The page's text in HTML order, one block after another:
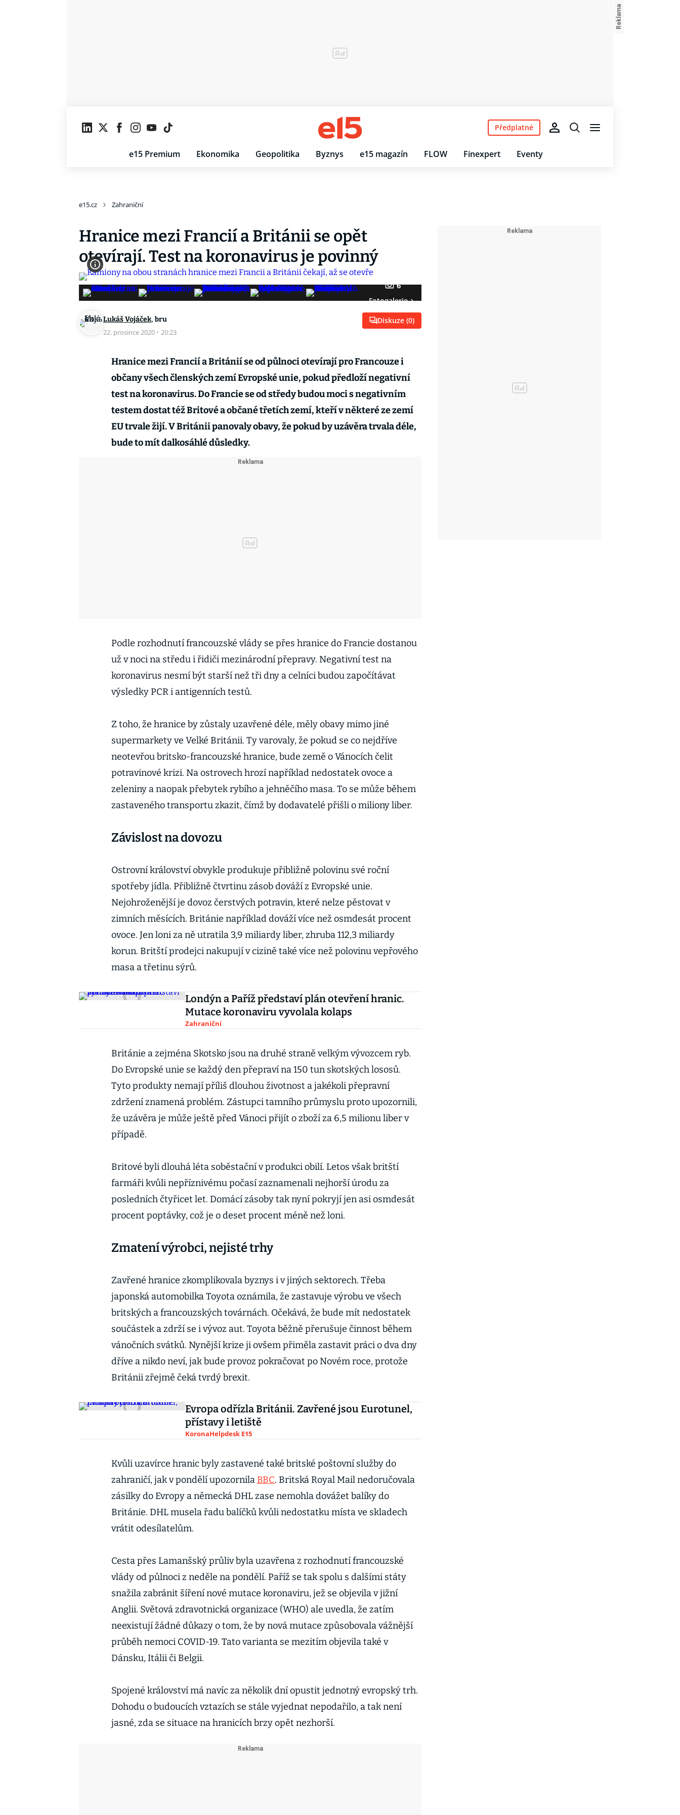
e15 Premium Ekonomika Geopolitika Byznys e15 magazín FLOW Finexpert Eventy
Předplatné
e15.cz Zahraniční
Hranice mezi Francií a Británii se opět
otevírají. Test na koronavirus je povinný
6
Fotogalerie
Lukáš Vojáček, bru
22. prosince 2020 · 20:23
Diskuze (0)
Hranice mezi Francií a Británií se od půlnoci otevírají pro Francouze i
občany všech členských zemí Evropské unie, pokud předloží negativní
test na koronavirus. Do Francie se od středy budou moci s negativním
testem dostat též Britové a občané třetích zemí, kteří v některé ze zemí
EU trvale žijí. V Británii panovaly obavy, že pokud by uzávěra trvala déle,
bude to mít dalkosáhlé důsledky.
Podle rozhodnutí francouzské vlády se přes hranice do Francie dostanou
už v noci na středu i řidiči mezinárodní přepravy. Negativní test na
koronavirus nesmí být starší než tři dny a celníci budou započítávat
výsledky PCR i antigenních testů.
Z toho, že hranice by zůstaly uzavřené déle, měly obavy mimo jiné
supermarkety ve Velké Británii. Ty varovaly, že pokud se co nejdříve
neotevřou britsko-francouzské hranice, bude země o Vánocích čelit
potravinové krizi. Na ostrovech hrozí například nedostatek ovoce a
zeleniny a naopak přebytek rybího a jehněčího masa. To se může během
zastaveného transportu zkazit, čímž by dodavatelé přišli o miliony liber.
Závislost na dovozu
Ostrovní království obvykle produkuje přibližně polovinu své roční
spotřeby jídla. Přibližně čtvrtinu zásob dováží z Evropské unie.
Nejohroženější je dovoz čerstvých potravin, které nelze pěstovat v
zimních měsících. Británie například dováží více než osmdesát procent
ovoce. Jen loni za ně utratila 3,9 miliardy liber, zhruba 112,3 miliardy
korun. Britští prodejci nakupují v cizině také více než polovinu vepřového
masa a třetinu sýrů.
Londýn a Paříž představí plán otevření hranic.
Mutace koronaviru vyvolala kolaps
Zahraniční
Británie a zejména Skotsko jsou na druhé straně velkým vývozcem ryb.
Do Evropské unie se každý den přepraví na 150 tun skotských lososů.
Tyto produkty nemají příliš dlouhou životnost a jakékoli přepravní
zdržení znamená problém. Zástupci tamního průmyslu proto upozornili,
že uzávěra je může ještě před Vánoci přijít o zboží za 6,5 milionu liber v
případě.
Britové byli dlouhá léta soběstační v produkci obilí. Letos však britští
farmáři kvůli nepříznivému počasí zaznamenali nejhorší úrodu za
posledních čtyřicet let. Domácí zásoby tak nyní pokryjí jen asi osmdesát
procent poptávky, což je o deset procent méně než loni.
Zmatení výrobci, nejisté trhy
Zavřené hranice zkomplikovala byznys i v jiných sektorech. Třeba
japonská automobilka Toyota oznámila, že zastavuje výrobu ve všech
britských a francouzských továrnách. Očekává, že bude mít nedostatek
součástek a zdrží se i vývoz aut. Toyota běžně přerušuje činnost během
vánočních svátků. Nynější krize ji ovšem přiměla zastavit práci o dva dny
dříve a nikdo neví, jak bude provoz pokračovat po Novém roce, protože
Británii zřejmě čeká tvrdý brexit.
Evropa odřízla Británii. Zavřené jsou Eurotunel,
přístavy i letiště
KoronaHelpdesk E15
Kvůli uzavírce hranic byly zastavené také britské poštovní služby do
zahraničí, jak v pondělí upozornila BBC. Britská Royal Mail nedoručovala
zásilky do Evropy a německá DHL zase nemohla dovážet balíky do
Británie. DHL musela řadu balíčků kvůli nedostatku místa ve skladech
vrátit odesílatelům.
Cesta přes Lamanšský průliv byla uzavřena z rozhodnutí francouzské
vlády od půlnoci z neděle na pondělí. Paříž se tak spolu s dalšími státy
snažila zabránit šíření nové mutace koronaviru, jež se objevila v jižní
Anglii. Světová zdravotnická organizace (WHO) ale uvedla, že zatím
neexistují žádné důkazy o tom, že by nová mutace způsobovala vážnější
průběh nemoci COVID-19. Tato varianta se mezitím objevila také v
Dánsku, Itálii či Belgii.
Spojené království má navíc za několik dní opustit jednotný evropský trh.
Dohodu o budoucích vztazích se stále vyjednat nepodařilo, a tak není
jasné, zda se situace na hranicích brzy opět nezhorší.